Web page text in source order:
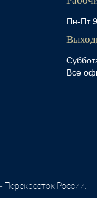
Пн-Пт
Все
Перекресток России.